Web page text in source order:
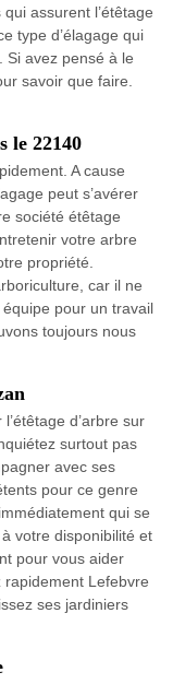
assurent l’étêtage
type d’élagage qui
Si avez pensé à le
savoir que faire.
le 22140
A cause
peut s’avérer
société étêtage
votre arbre
propriété.
car il ne
pour un travail
toujours nous
d’arbre sur
surtout pas
avec ses
pour ce genre
qui se
votre disponibilité et
pour vous aider
rapidement Lefebvre
ses jardiniers